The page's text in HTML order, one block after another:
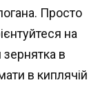
Просто
на
зернятка в
в киплячій